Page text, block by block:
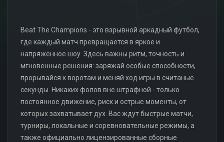
Beat The Champions - это взрывной аркадный футбол,
где каждый матч превращается в яркое и
напряжённое шоу. Здесь важны ритм, точность и
мгновенные решения: заряжай особые способности,
прорывайся к воротам и меняй ход игры в считаные
секунды. Никаких фолов вне штрафной - только
постоянное движение, риск и острые моменты, от
которых захватывает дух. Вас ждут быстрые матчи,
турниры, локальные и соревновательные режимы, а
также официально лицензированные сборные